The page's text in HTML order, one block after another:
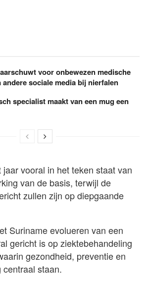
voor onbewezen medische
sociale media bij nierfalen
specialist maakt van een mug een
vooral in het teken staat van
van de basis, terwijl de
zullen zijn op diepgaande
Suriname evolueren van een
gericht is op ziektebehandeling
gezondheid, preventie en
staan.